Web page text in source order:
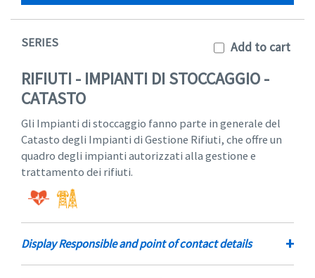
SERIES Add to cart
RIFIUTI - IMPIANTI DI STOCCAGGIO -
CATASTO
Gli Impianti di stoccaggio fanno parte in generale del
Catasto degli Impianti di Gestione Rifiuti, che offre un
quadro degli impianti autorizzati alla gestione e
trattamento dei rifiuti.
Display Responsible and point of contact details +